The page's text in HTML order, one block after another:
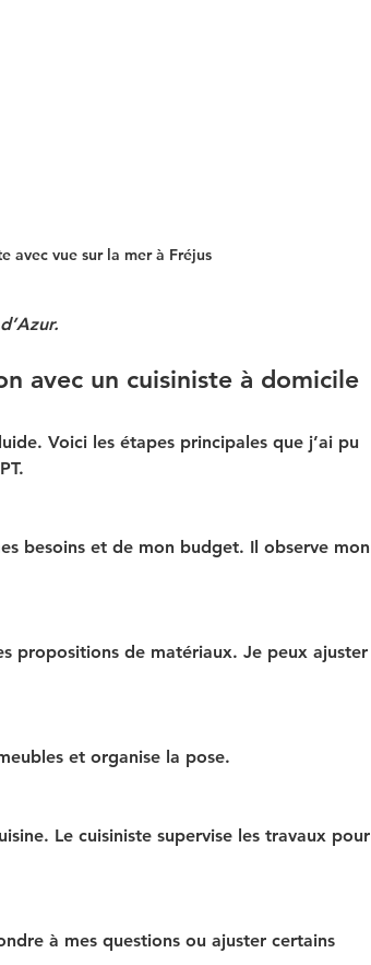
avec vue sur la mer à Fréjus
avec un cuisiniste à domicile
Voici les étapes principales que j’ai pu
besoins et de mon budget. Il observe mon
propositions de matériaux. Je peux ajuster
et organise la pose.
Le cuisiniste supervise les travaux pour
à mes questions ou ajuster certains